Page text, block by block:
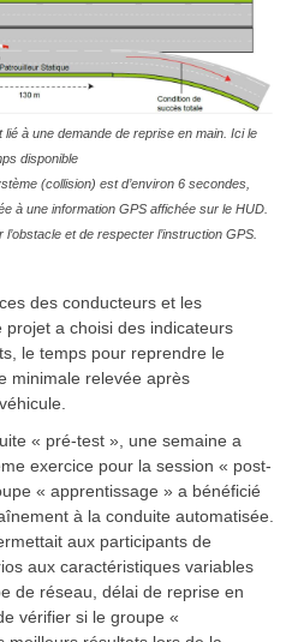
à une demande de reprise en main. Ici le
disponible
(collision) est d’environ 6 secondes,
à une information GPS affichée sur le HUD.
et de respecter l’instruction GPS.
des conducteurs et les
projet a choisi des indicateurs
le temps pour reprendre le
minimale relevée après
« pré-test », une semaine a
exercice pour la session « post-
« apprentissage » a bénéficié
à la conduite automatisée.
aux participants de
aux caractéristiques variables
de réseau, délai de reprise en
vérifier si le groupe «